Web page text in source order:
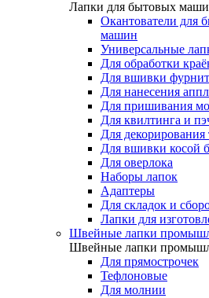
Лапки для бытовых
Окантователи для
машин
Универсальные
Для обработки
Для вшивки
Для нанесения
Для пришивания
Для квилтинга и
Для декорирования
Для вшивки косой
Для оверлока
Наборы лапок
Адаптеры
Для складок и
Лапки для
Швейные лапки
Швейные лапки
Для прямострочек
Тефлоновые
Для молнии